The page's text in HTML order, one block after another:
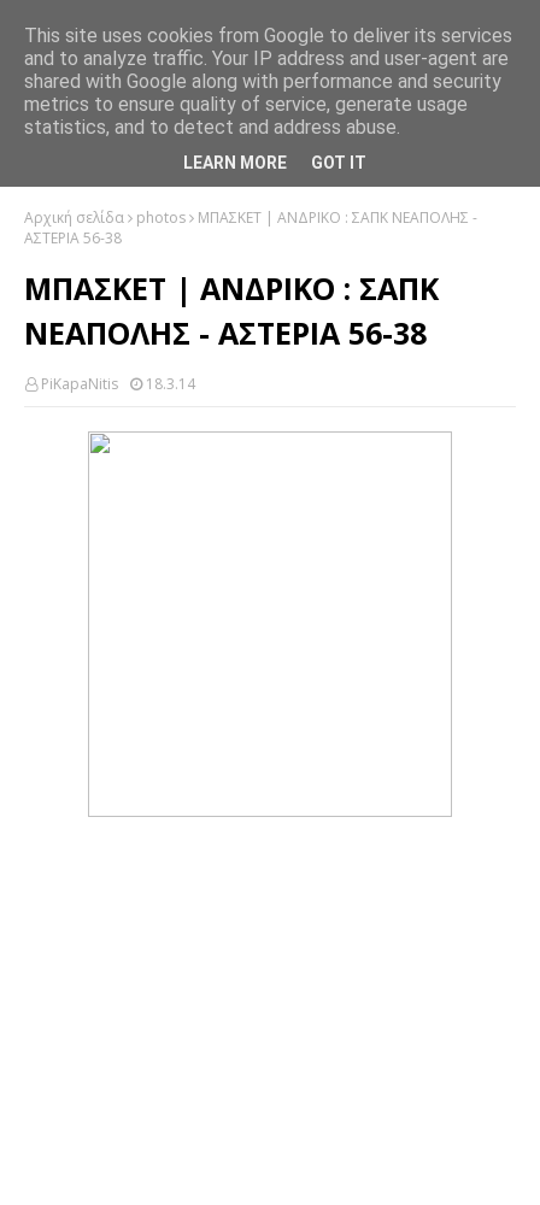
Αρχική σελίδα photos
ΜΠΑΣΚΕΤ | ΑΝΔΡΙΚΟ : ΣΑΠΚ ΝΕΑΠΟΛΗΣ -
ΑΣΤΕΡΙΑ 56-38
ΜΠΑΣΚΕΤ | ΑΝΔΡΙΚΟ : ΣΑΠΚ
ΝΕΑΠΟΛΗΣ - ΑΣΤΕΡΙΑ 56-38
PiKapaNitis 18.3.14
This site uses cookies from Google to deliver its services
and to analyze traffic. Your IP address and user-agent are
shared with Google along with performance and security
metrics to ensure quality of service, generate usage
statistics, and to detect and address abuse.
LEARN MORE GOT IT